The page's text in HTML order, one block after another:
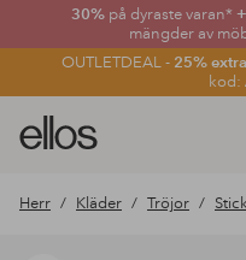
30% på dyraste varan*
mängder av
OUTLETDEAL - 25%
kod:
Ellos
logotyp
gå
Herr Kläder Tröjor